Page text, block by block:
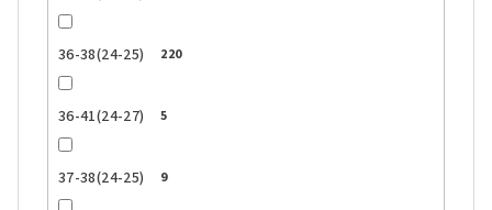
36-38(24-25) 220
36-41(24-27) 5
37-38(24-25) 9